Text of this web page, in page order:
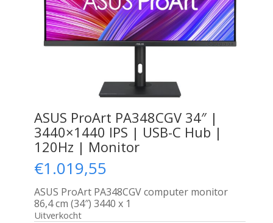
ASUS ProArt PA348CGV 34″ |
3440×1440 IPS | USB-C Hub |
120Hz | Monitor
€1.019,55
ASUS ProArt PA348CGV computer monitor
86,4 cm (34″) 3440 x 1
Uitverkocht